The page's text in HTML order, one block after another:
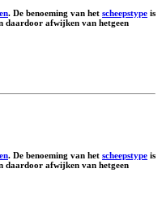
. De benoeming van het scheepstype is
daardoor afwijken van hetgeen
. De benoeming van het scheepstype is
daardoor afwijken van hetgeen